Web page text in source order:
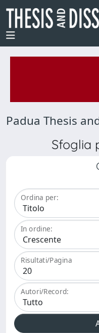
Padua Thesis
Sfoglia
Ordina per:
In ordine:
Risultati/Pagina
Autori/Record: